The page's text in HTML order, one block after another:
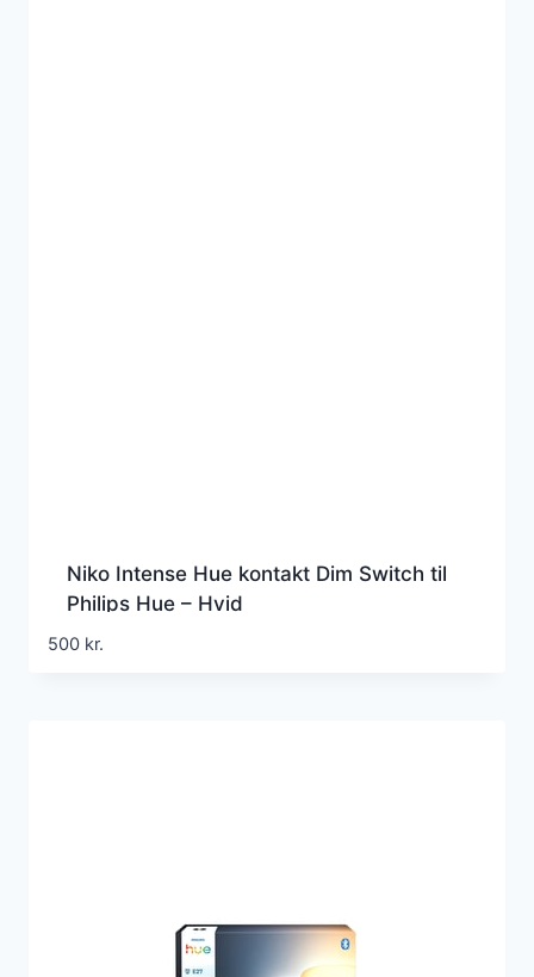
Niko Intense Hue kontakt Dim Switch til
Philips Hue – Hvid
500 kr.